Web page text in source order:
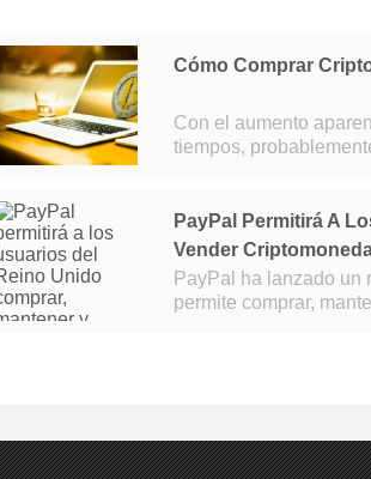
Cómo Comprar
Con el aumento
tiempos,
PayPal Permitirá A
Vender
PayPal ha lanzado un
permite comprar,